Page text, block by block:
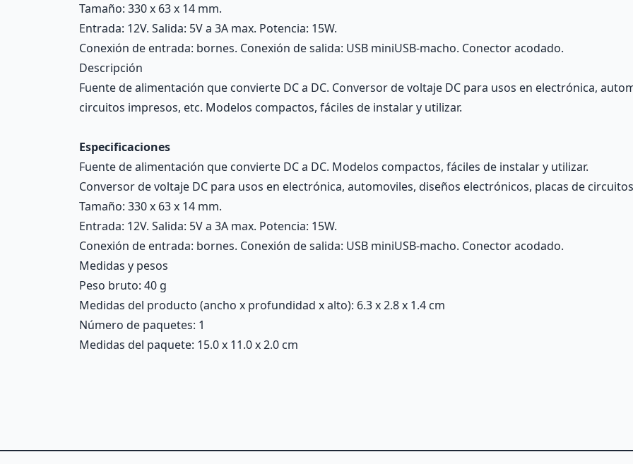
Tamaño: 330 x 63 x 14 mm.
Entrada: 12V. Salida: 5V a 3A max. Potencia: 15W.
Conexión de entrada: bornes. Conexión de salida: USB miniUSB-macho. Conector acodado.
Descripción
Fuente de alimentación que convierte DC a DC. Conversor de voltaje DC para usos en electrónica,
circuitos impresos, etc. Modelos compactos, fáciles de instalar y utilizar.
Especificaciones
Fuente de alimentación que convierte DC a DC. Modelos compactos, fáciles de instalar y utilizar.
Conversor de voltaje DC para usos en electrónica, automoviles, diseños electrónicos, placas de
Tamaño: 330 x 63 x 14 mm.
Entrada: 12V. Salida: 5V a 3A max. Potencia: 15W.
Conexión de entrada: bornes. Conexión de salida: USB miniUSB-macho. Conector acodado.
Medidas y pesos
Peso bruto: 40 g
Medidas del producto (ancho x profundidad x alto): 6.3 x 2.8 x 1.4 cm
Número de paquetes: 1
Medidas del paquete: 15.0 x 11.0 x 2.0 cm